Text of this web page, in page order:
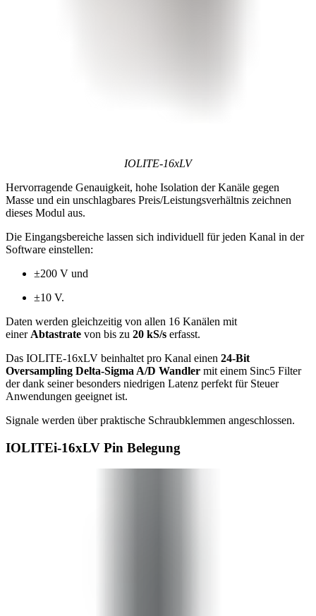
IOLITE-16xLV
Hervorragende Genauigkeit, hohe Isolation der Kanäle gegen
Masse und ein unschlagbares Preis/Leistungsverhältnis zeichnen
dieses Modul aus.
Die Eingangsbereiche lassen sich individuell für jeden Kanal in der
Software einstellen:
±200 V und
±10 V.
Daten werden gleichzeitig von allen 16 Kanälen mit
einer Abtastrate von bis zu 20 kS/s erfasst.
Das IOLITE-16xLV beinhaltet pro Kanal einen 24-Bit
Oversampling Delta-Sigma A/D Wandler mit einem Sinc5 Filter
der dank seiner besonders niedrigen Latenz perfekt für Steuer
Anwendungen geeignet ist.
Signale werden über praktische Schraubklemmen angeschlossen.
IOLITEi-16xLV Pin Belegung